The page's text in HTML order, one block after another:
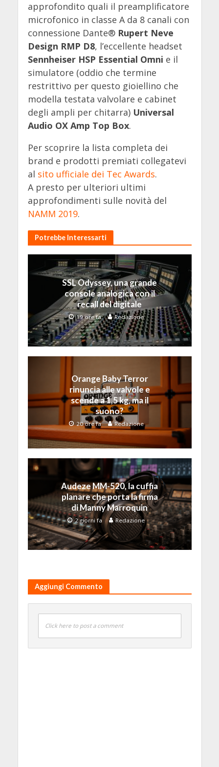
approfondito quali il preamplificatore
microfonico in classe A da 8 canali con
connessione Dante® Rupert Neve
Design RMP D8, l’eccellente headset
Sennheiser HSP Essential Omni e il
simulatore (oddio che termine
restrittivo per questo gioiellino che
modella testata valvolare e cabinet
degli ampli per chitarra) Universal
Audio OX Amp Top Box.
Per scoprire la lista completa dei
brand e prodotti premiati collegatevi
al sito ufficiale dei Tec Awards.
A presto per ulteriori ultimi
approfondimenti sulle novità del
NAMM 2019.
Potrebbe Interessarti
SSL Odyssey, una grande
console analogica con il
recall del digitale
19 ore fa Redazione
Orange Baby Terror
rinuncia alle valvole e
scende a 1,5 kg, ma il
suono?
20 ore fa Redazione
Audeze MM-520, la cuffia
planare che porta la firma
di Manny Marroquin
2 giorni fa Redazione
Aggiungi Commento
Click here to post a comment